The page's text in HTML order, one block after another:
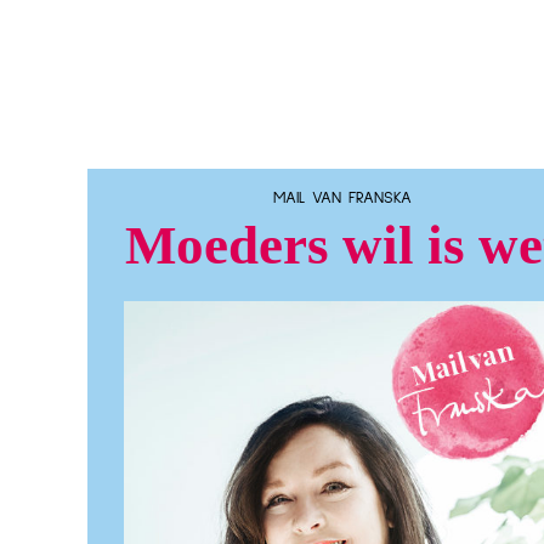
MAIL VAN FRANSKA
Moeders wil is